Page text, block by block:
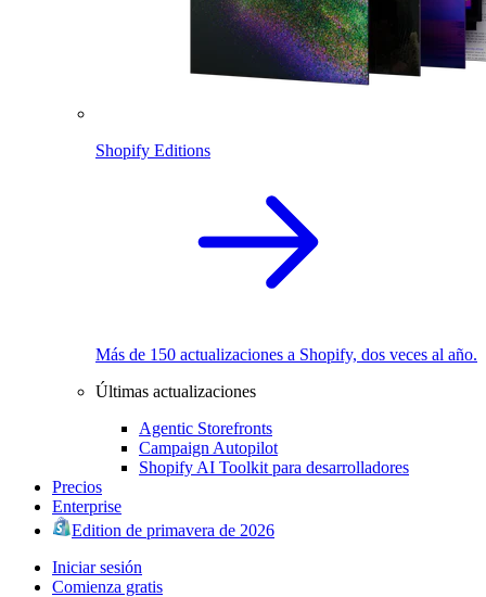
Shopify Editions
Más de 150 actualizaciones a Shopify, dos veces al año.
Últimas actualizaciones
Agentic Storefronts
Campaign Autopilot
Shopify AI Toolkit para desarrolladores
Precios
Enterprise
Edition de primavera de 2026
Iniciar sesión
Comienza gratis